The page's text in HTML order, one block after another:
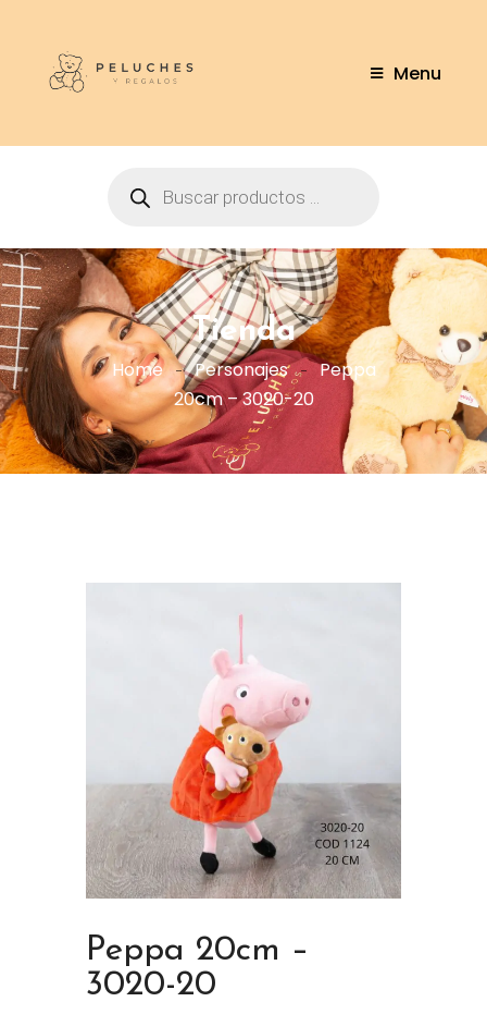
Menu
Tienda
Home Personajes
Peppa
20cm – 3020-20
Peppa 20cm –
3020-20